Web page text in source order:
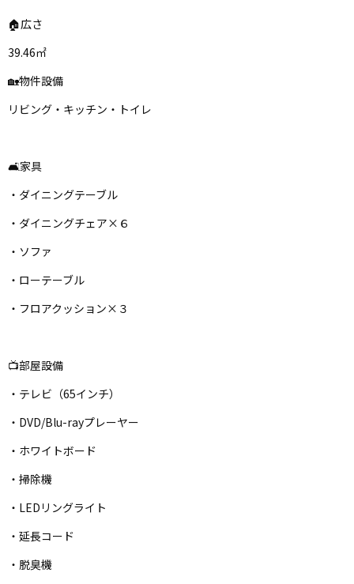
🏠広さ
39.46㎡
🏡物件設備
リビング・キッチン・トイレ
🛋家具
・ダイニングテーブル
・ダイニングチェア×６
・ソファ
・ローテーブル
・フロアクッション×３
📺部屋設備
・テレビ（65インチ）
・DVD/Blu-rayプレーヤー
・ホワイトボード
・掃除機
・LEDリングライト
・延長コード
・脱臭機